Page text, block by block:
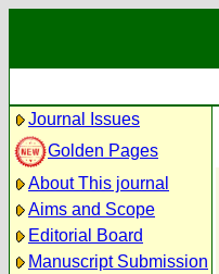
Journal Issues
Golden Pages
About This journal
Aims and Scope
Editorial Board
Manuscript Submission